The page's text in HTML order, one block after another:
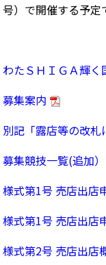
号）で開催する予定
わたＳＨＩＧＡ輝
募集案内
別記「露店等の改札
募集競技一覧(追加）
様式第1号 売店出店
様式第1号 売店出店
様式第2号 売店出店